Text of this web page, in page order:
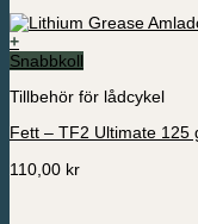
+
Snabbkoll
Tillbehör för lådcykel
Fett – TF2 Ultimate 125
110,00 kr